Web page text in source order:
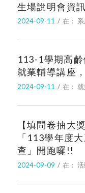
生場說明會資訊
2024-09-11 / 在：
113-1學期高
就業輔導講座
2024-09-11 / 在：
【填問卷抽大
「113學年度
查」開跑囉!!
2024-09-09 / 在：